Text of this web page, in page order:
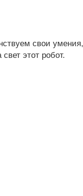
свои умения,
этот робот.